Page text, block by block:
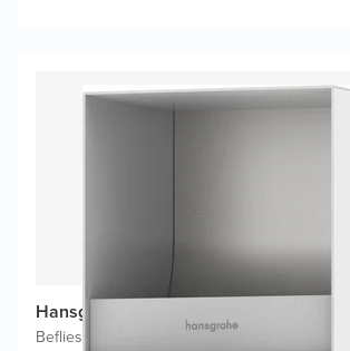
Hansgrohe XtraStoris Einbau-Nische
Befliesbar 59,5 x 14,5 cm